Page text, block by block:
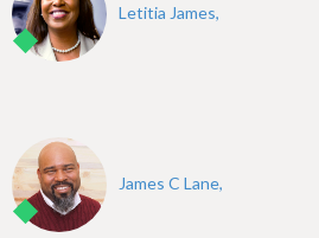
Letitia James,
James C Lane,